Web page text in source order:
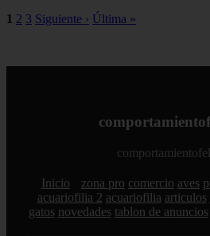
1 2 3 Siguiente › Última »
Inicio zona pro comercio aves
acuariofilia 2 acuariofilia articulos
gatos novedades tablon de anuncios